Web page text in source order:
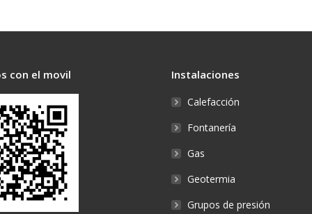
con el movil Instalaciones
Calefacción
Fontanería
Gas
Geotermia
Grupos de presión